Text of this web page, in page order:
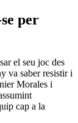
per
el seu joc des
va saber resistir i
Morales i
cap a la